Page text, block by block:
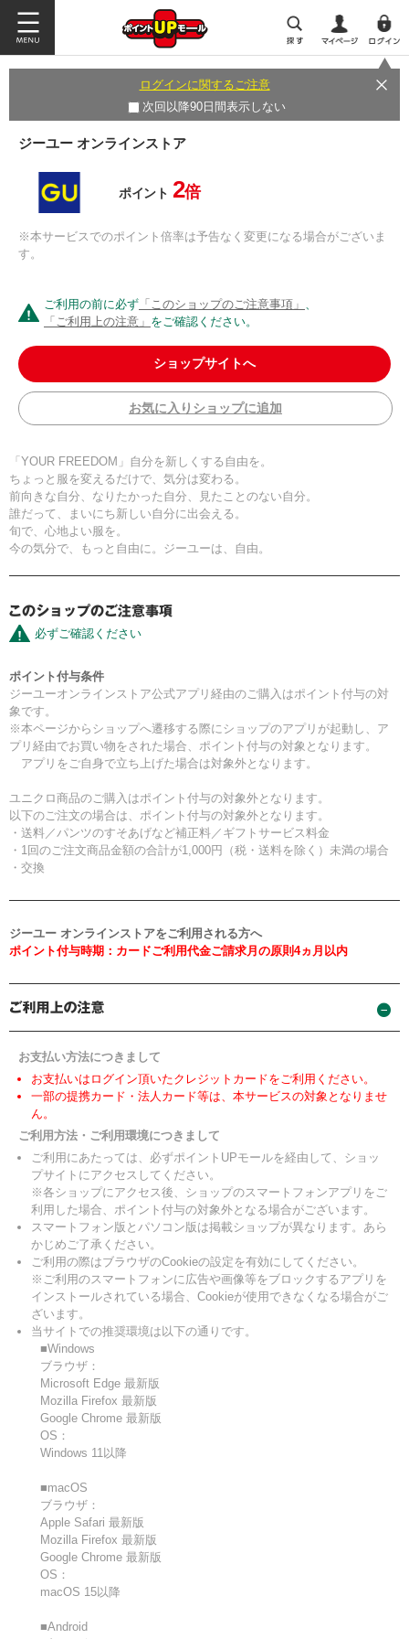
ログインに関するご注意
次回以降90日間表示しない
ジーユー オンラインストア
ポイント 2倍
※本サービスでのポイント倍率は予告なく変更になる場合がございま
す。
ご利用の前に必ず 「このショップのご注意事項」 、
「ご利用上の注意」 をご確認ください。
ショップサイトへ
お気に入りショップに追加
「YOUR FREEDOM」自分を新しくする自由を。
ちょっと服を変えるだけで、気分は変わる。
前向きな自分、なりたかった自分、見たことのない自分。
誰だって、まいにち新しい自分に出会える。
旬で、心地よい服を。
今の気分で、もっと自由に。ジーユーは、自由。
必ずご確認ください
ポイント付与条件
ジーユーオンラインストア公式アプリ経由のご購入はポイント付与の対
象です。
※本ページからショップへ遷移する際にショップのアプリが起動し、ア
プリ経由でお買い物をされた場合、ポイント付与の対象となります。
アプリをご自身で立ち上げた場合は対象外となります。
ユニクロ商品のご購入はポイント付与の対象外となります。
以下のご注文の場合は、ポイント付与の対象外となります。
・送料／パンツのすそあげなど補正料／ギフトサービス料金
・1回のご注文商品金額の合計が1,000円（税・送料を除く）未満の場合
・交換
ジーユー オンラインストアをご利用される方へ
ポイント付与時期：カードご利用代金ご請求月の原則4ヵ月以内
お支払い方法につきまして
お支払いはログイン頂いたクレジットカードをご利用ください。
一部の提携カード・法人カード等は、本サービスの対象となりませ
ん。
ご利用方法・ご利用環境につきまして
ご利用にあたっては、必ずポイントUPモールを経由して、ショッ
プサイトにアクセスしてください。
※各ショップにアクセス後、ショップのスマートフォンアプリをご
利用した場合、ポイント付与の対象外となる場合がございます。
スマートフォン版とパソコン版は掲載ショップが異なります。あら
かじめご了承ください。
ご利用の際はブラウザのCookieの設定を有効にしてください。
※ご利用のスマートフォンに広告や画像等をブロックするアプリを
インストールされている場合、Cookieが使用できなくなる場合がご
ざいます。
当サイトでの推奨環境は以下の通りです。
■Windows
ブラウザ：
Microsoft Edge 最新版
Mozilla Firefox 最新版
Google Chrome 最新版
OS：
Windows 11以降
■macOS
ブラウザ：
Apple Safari 最新版
Mozilla Firefox 最新版
Google Chrome 最新版
OS：
macOS 15以降
■Android